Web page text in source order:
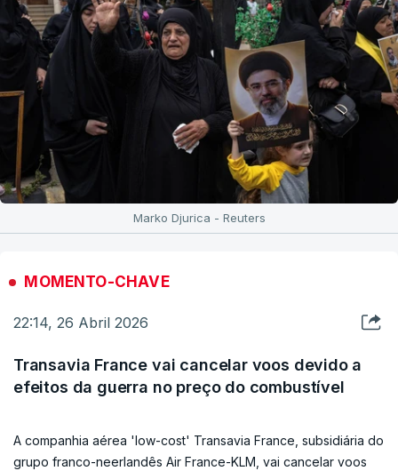
Marko Djurica - Reuters
MOMENTO-CHAVE
22:14, 26 Abril 2026
Transavia France vai cancelar voos devido a
efeitos da guerra no preço do combustível
A companhia aérea 'low-cost' Transavia France, subsidiária do
grupo franco-neerlandês Air France-KLM, vai cancelar voos